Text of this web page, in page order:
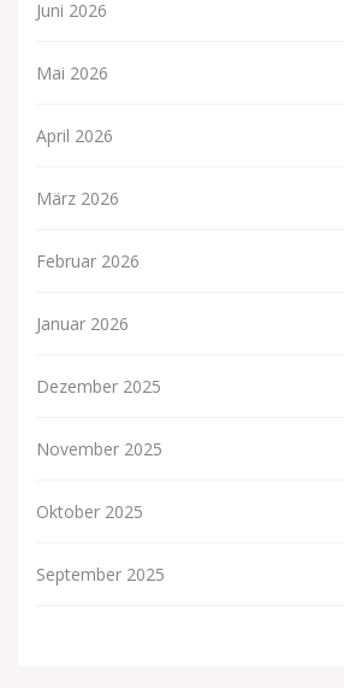
Juni 2026
Mai 2026
April 2026
März 2026
Februar 2026
Januar 2026
Dezember 2025
November 2025
Oktober 2025
September 2025